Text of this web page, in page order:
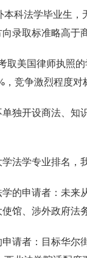
本科法学毕业生
录取标准略高于
取美国律师执照
竞争激烈程度对
独开设商法、知
法学专业排名，
的申请者：未来
馆、涉外政府法
请者：目标华尔